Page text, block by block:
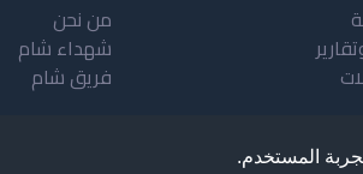
المستخدم.
من نحن
شهداء شام
فريق شام